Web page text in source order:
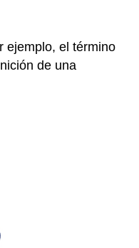
ejemplo, el término
de una